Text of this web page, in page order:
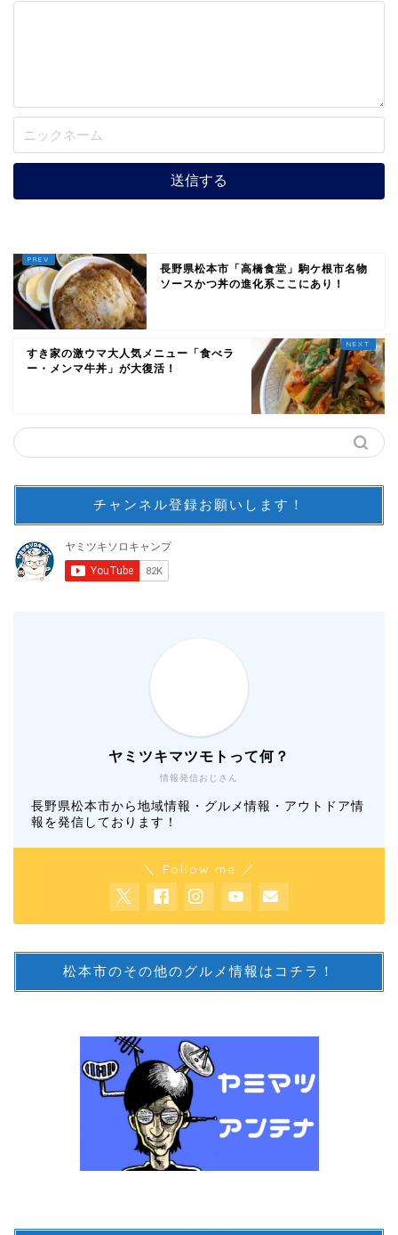
長野県松本市「高橋食堂」駒ケ根市名物
ソースかつ丼の進化系ここにあり！
すき家の激ウマ大人気メニュー「食べラ
ー・メンマ牛丼」が大復活！
チャンネル登録お願いします！
情報発信おじさん
ヤミツキマツモトって何？
長野県松本市から地域情報・グルメ情報・アウトドア情
報を発信しております！
＼ Follow me ／
松本市のその他のグルメ情報はコチラ！